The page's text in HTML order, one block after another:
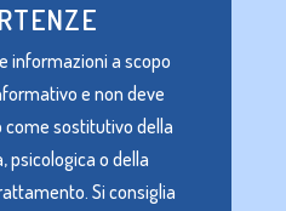
informazioni a scopo
e non deve
sostitutivo della
psicologica o della
Si consiglia